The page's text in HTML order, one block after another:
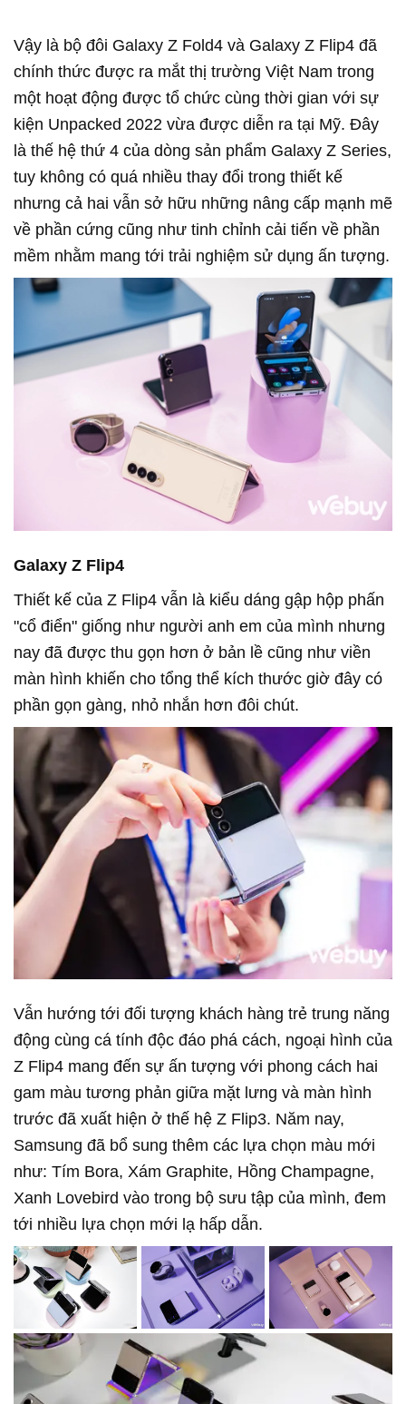
Vậy là bộ đôi Galaxy Z Fold4 và Galaxy Z Flip4 đã
chính thức được ra mắt thị trường Việt Nam trong
một hoạt động được tổ chức cùng thời gian với sự
kiện Unpacked 2022 vừa được diễn ra tại Mỹ. Đây
là thế hệ thứ 4 của dòng sản phẩm Galaxy Z Series,
tuy không có quá nhiều thay đổi trong thiết kế
nhưng cả hai vẫn sở hữu những nâng cấp mạnh mẽ
về phần cứng cũng như tinh chỉnh cải tiến về phần
mềm nhằm mang tới trải nghiệm sử dụng ấn tượng.
Galaxy Z Flip4
Thiết kế của Z Flip4 vẫn là kiểu dáng gập hộp phấn
"cổ điển" giống như người anh em của mình nhưng
nay đã được thu gọn hơn ở bản lề cũng như viền
màn hình khiến cho tổng thể kích thước giờ đây có
phần gọn gàng, nhỏ nhắn hơn đôi chút.
Vẫn hướng tới đối tượng khách hàng trẻ trung năng
động cùng cá tính độc đáo phá cách, ngoại hình của
Z Flip4 mang đến sự ấn tượng với phong cách hai
gam màu tương phản giữa mặt lưng và màn hình
trước đã xuất hiện ở thế hệ Z Flip3. Năm nay,
Samsung đã bổ sung thêm các lựa chọn màu mới
như: Tím Bora, Xám Graphite, Hồng Champagne,
Xanh Lovebird vào trong bộ sưu tập của mình, đem
tới nhiều lựa chọn mới lạ hấp dẫn.